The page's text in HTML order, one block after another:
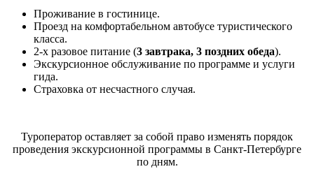
Проживание в гостинице.
Проезд на комфортабельном автобусе туристического
класса.
2-х разовое питание (3 завтрака, 3 поздних обеда).
Экскурсионное обслуживание по программе и услуги
гида.
Страховка от несчастного случая.
Туроператор оставляет за собой право изменять порядок
проведения экскурсионной программы в Санкт-Петербурге
по дням.